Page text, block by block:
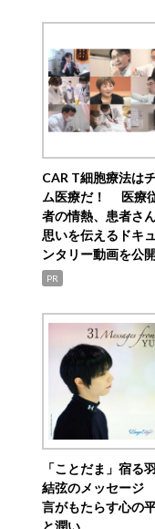
CAR T細胞療法は
ム医療だ！ 医療
者の情熱、患者さ
思いを伝えるドキ
ンタリー動画を公
PR
「ことだま」宿る
結弦のメッセージ
言がもたらす心の
と潤い